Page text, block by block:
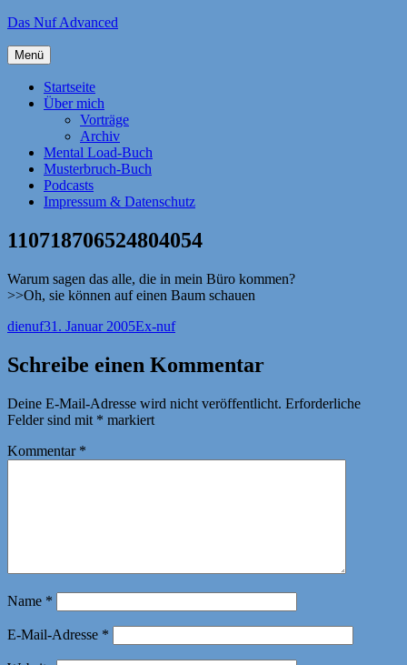
Zum
springen
Das Nuf Advanced
Menü
Startseite
Über mich
Vorträge
Archiv
Mental Load-Buch
Musterbruch-Buch
Podcasts
Impressum & Datenschutz
110718706524804054
Warum sagen das alle, die in mein Büro kommen?
>>Oh, sie können auf einen Baum schauen
Autor
dienufVeröffentlicht
31. Januar 2005Kategorien
Ex-nuf
Schreibe einen Kommentar
Deine E-Mail-Adresse wird nicht veröffentlicht. Erforderliche
Felder sind mit * markiert
Kommentar *
Name *
E-Mail-Adresse *